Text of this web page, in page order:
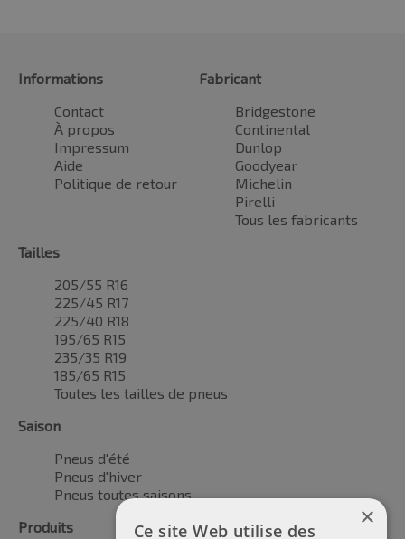
Informations
Contact
À propos
Impressum
Aide
Politique de retour
Fabricant
Bridgestone
Continental
Dunlop
Goodyear
Michelin
Pirelli
Tous les fabricants
Tailles
205/55 R16
225/45 R17
225/40 R18
195/65 R15
235/35 R19
185/65 R15
Toutes les tailles de pneus
Saison
Pneus d'été
Pneus d'hiver
Pneus toutes saisons
Produits
×
Ce site Web utilise des